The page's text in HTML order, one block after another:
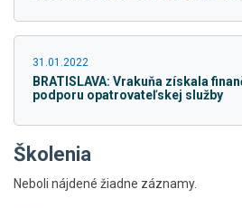
31.01.2022
BRATISLAVA: Vrakuňa získala
podporu opatrovateľskej služby
Školenia
Neboli nájdené žiadne záznamy.